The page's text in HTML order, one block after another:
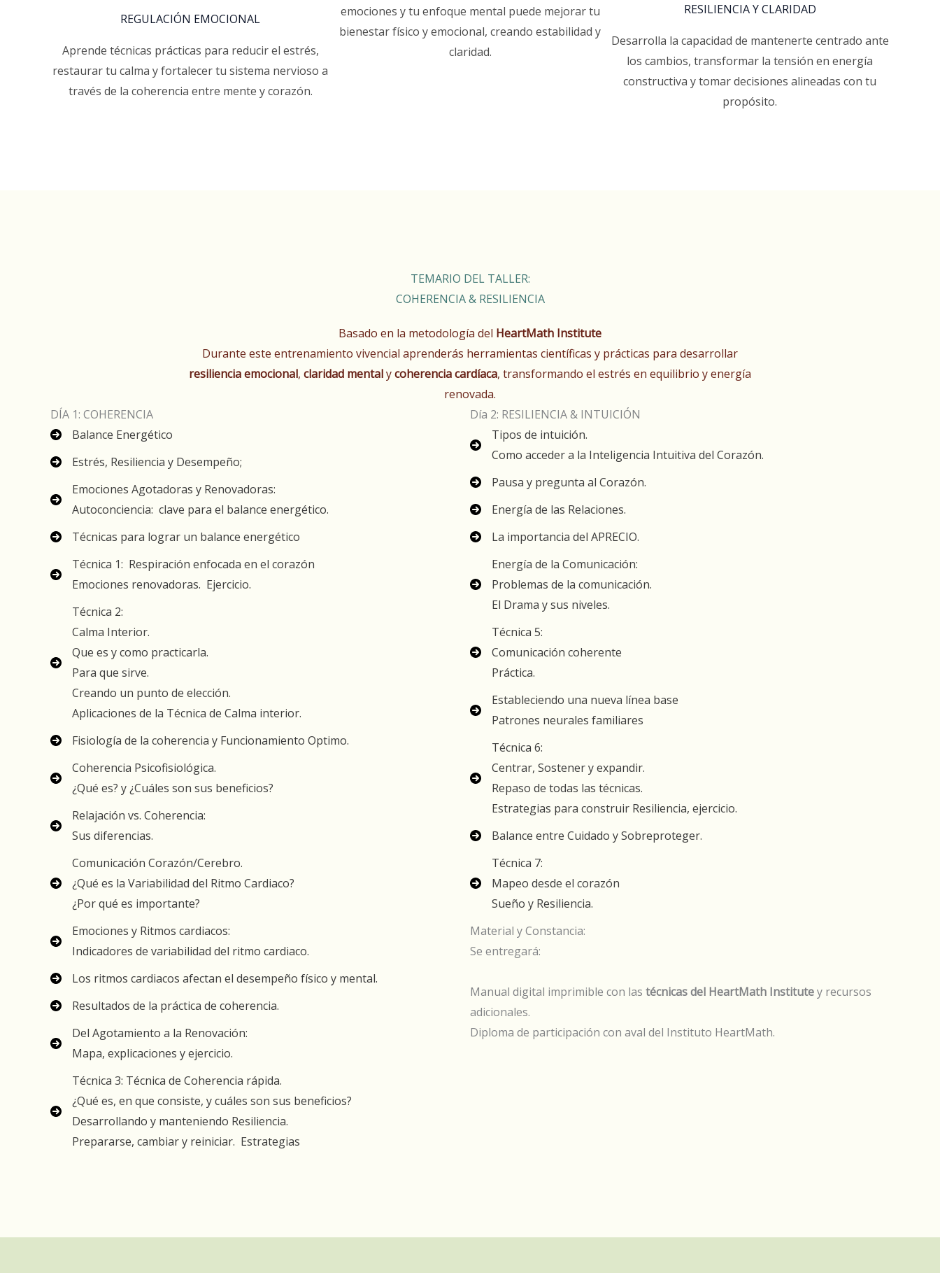
REGULACIÓN EMOCIONAL
Aprende técnicas prácticas para reducir el estrés,
restaurar tu calma y fortalecer tu sistema nervioso a
través de la coherencia entre mente y corazón.
emociones y tu enfoque mental puede mejorar tu
bienestar físico y emocional, creando estabilidad y
claridad.
RESILIENCIA Y CLARIDAD
Desarrolla la capacidad de mantenerte centrado ante
los cambios, transformar la tensión en energía
constructiva y tomar decisiones alineadas con tu
propósito.
TEMARIO DEL TALLER:
COHERENCIA & RESILIENCIA
Basado en la metodología del HeartMath Institute
Durante este entrenamiento vivencial aprenderás herramientas científicas y prácticas para desarrollar
resiliencia emocional, claridad mentalycoherencia cardíaca, transformando el estrés en equilibrio y energía
renovada.
DÍA 1: COHERENCIA
Balance Energético
Estrés, Resiliencia y Desempeño;
Emociones Agotadoras y Renovadoras:
Autoconciencia: clave para el balance energético.
Técnicas para lograr un balance energético
Técnica 1: Respiración enfocada en el corazón
Emociones renovadoras. Ejercicio.
Técnica 2:
Calma Interior.
Que es y como practicarla.
Para que sirve.
Creando un punto de elección.
Aplicaciones de la Técnica de Calma interior.
Fisiología de la coherencia y Funcionamiento Optimo.
Coherencia Psicofisiológica.
¿Qué es? y ¿Cuáles son sus beneficios?
Relajación vs. Coherencia:
Sus diferencias.
Comunicación Corazón/Cerebro.
¿Qué es la Variabilidad del Ritmo Cardiaco?
¿Por qué es importante?
Emociones y Ritmos cardiacos:
Indicadores de variabilidad del ritmo cardiaco.
Los ritmos cardiacos afectan el desempeño físico y mental.
Resultados de la práctica de coherencia.
Del Agotamiento a la Renovación:
Mapa, explicaciones y ejercicio.
Técnica 3: Técnica de Coherencia rápida.
¿Qué es, en que consiste, y cuáles son sus beneficios?
Desarrollando y manteniendo Resiliencia.
Prepararse, cambiar y reiniciar. Estrategias
Día 2: RESILIENCIA & INTUICIÓN
Tipos de intuición.
Como acceder a la Inteligencia Intuitiva del Corazón.
Pausa y pregunta al Corazón.
Energía de las Relaciones.
La importancia del APRECIO.
Energía de la Comunicación:
Problemas de la comunicación.
El Drama y sus niveles.
Técnica 5:
Comunicación coherente
Práctica.
Estableciendo una nueva línea base
Patrones neurales familiares
Técnica 6:
Centrar, Sostener y expandir.
Repaso de todas las técnicas.
Estrategias para construir Resiliencia, ejercicio.
Balance entre Cuidado y Sobreproteger.
Técnica 7:
Mapeo desde el corazón
Sueño y Resiliencia.
Material y Constancia:
Se entregará:
Manual digital imprimible con las técnicas del HeartMath Institutey recursos
adicionales.
Diploma de participación con aval del Instituto HeartMath.